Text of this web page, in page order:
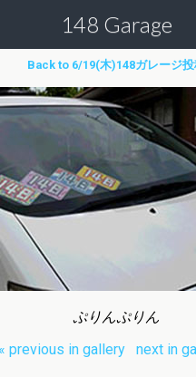
148 Garage
Back to 6/19(木)148ガレージ投
ぷりんぷりん
« previous in gallery
next in